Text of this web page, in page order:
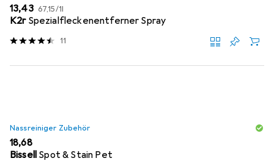
EUR
13,43 EUR
67,15/1l
K2r Spezialfleckenentferner Spray
11
Nassreiniger Zubehör
EUR
18,68
Bissell Spot & Stain Pet